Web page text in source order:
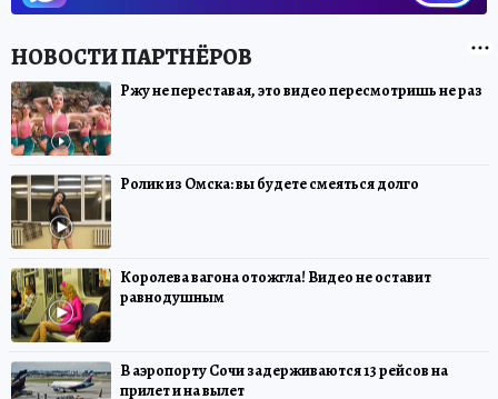
Ржу не переставая, это видео пересмотришь не раз
Ролик из Омска: вы будете смеяться долго
Королева вагона отожгла! Видео не оставит
равнодушным
В аэропорту Сочи задерживаются 13 рейсов на
прилет и на вылет